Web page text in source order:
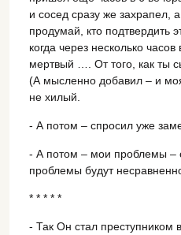
и сосед сразу же
продумай, кто подтвердить
когда через несколько
мертвый …. От того, как ты
(А мысленно добавил – и
не хилый.
- А потом – спросил уже
- А потом – мои проблемы –
проблемы будут
* * * * *
- Так Он стал